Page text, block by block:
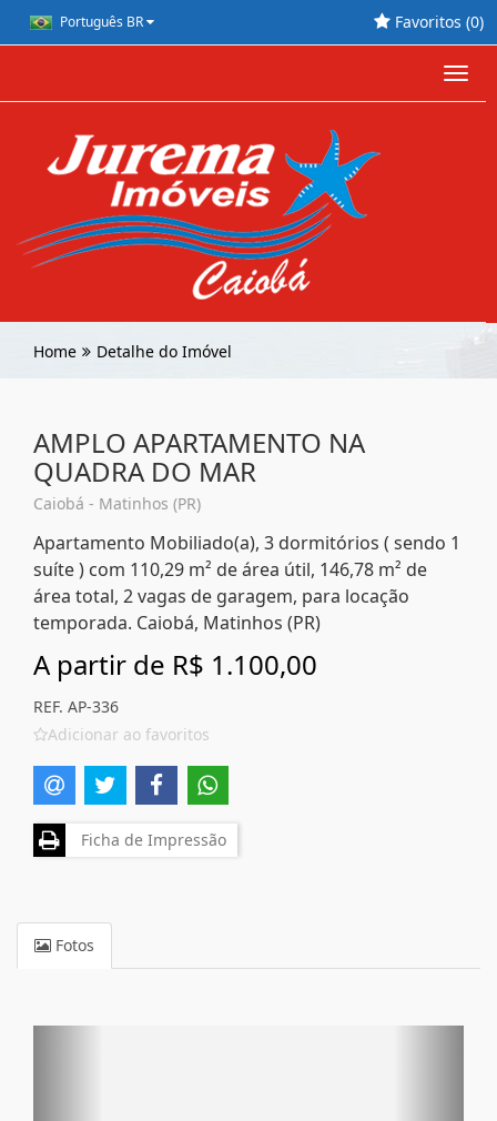
Português BR Favoritos (0)
Home Detalhe do Imóvel
AMPLO APARTAMENTO NA
QUADRA DO MAR
Caiobá - Matinhos (PR)
Apartamento Mobiliado(a), 3 dormitórios ( sendo 1
suíte ) com 110,29 m² de área útil, 146,78 m² de
área total, 2 vagas de garagem, para locação
temporada. Caiobá, Matinhos (PR)
A partir de R$ 1.100,00
REF. AP-336
Adicionar ao favoritos
Ficha de Impressão
Fotos